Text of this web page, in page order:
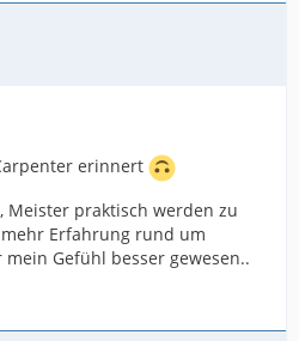
erinnert
Meister praktisch werden zu
Erfahrung rund um
Gefühl besser gewesen..